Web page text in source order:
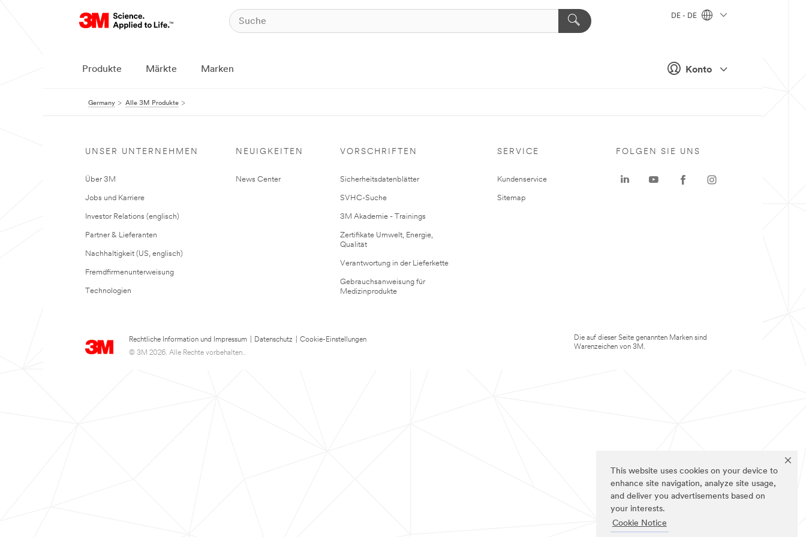
This website uses cookies on your device to
enhance site navigation, analyze site usage,
and deliver you advertisements based on
your interests.
Cookie Notice
Konto
DE - DE
Produkte Märkte Marken
Germany Alle 3M Produkte
UNSER UNTERNEHMEN
Über 3M
Jobs und Karriere
Investor Relations (englisch)
Partner & Lieferanten
Nachhaltigkeit (US, englisch)
Fremdfirmenunterweisung
Technologien
NEUIGKEITEN
News Center
VORSCHRIFTEN
Sicherheitsdatenblätter
SVHC-Suche
3M Akademie - Trainings
Zertifikate Umwelt, Energie,
Qualität
Verantwortung in der Lieferkette
Gebrauchsanweisung für
Medizinprodukte
SERVICE
Kundenservice
Sitemap
Rechtliche Information und Impressum Datenschutz
Cookie-Einstellungen
© 3M 2026. Alle Rechte vorbehalten..
FOLGEN SIE UNS
Die auf dieser Seite genannten Marken sind
Warenzeichen von 3M.